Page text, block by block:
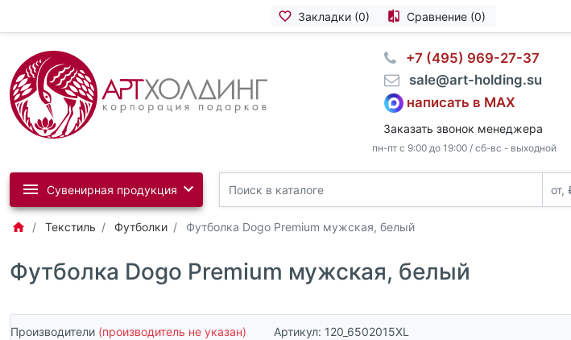
Закладки (0) Сравнение (0)
⠀+7 (495) 969-27-37
⠀sale@art-holding.su
написать в MAX
Заказать звонок менеджера
пн-пт с 9:00 до 19:00 / сб-вс - выходной
Сувенирная продукция
Текстиль Футболки Футболка Dogo Premium мужская, белый
Футболка Dogo Premium мужская, белый
Производители (производитель не указан) Артикул: 120_6502015XL